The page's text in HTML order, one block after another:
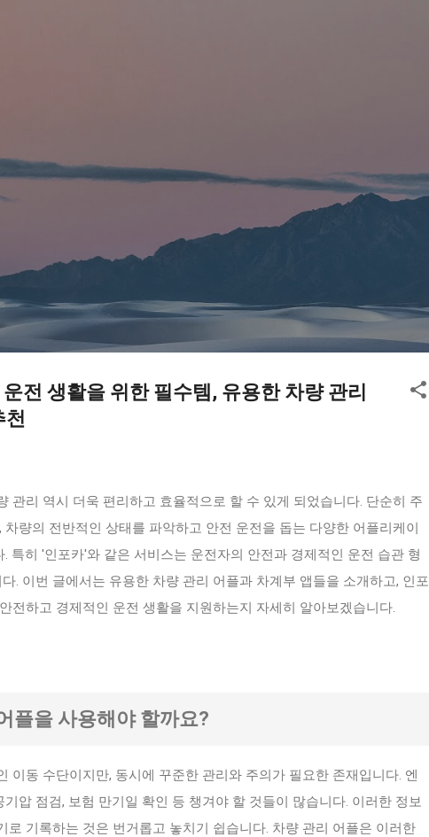
전 생활을 위한 필수템, 유용한 차량 관리
천
관리 역시 더욱 편리하고 효율적으로 할 수 있게 되었습니다. 단순히 주
량의 전반적인 상태를 파악하고 안전 운전을 돕는 다양한 어플리케이
특히 '인포카'와 같은 서비스는 운전자의 안전과 경제적인 운전 습관 형
. 이번 글에서는 유용한 차량 관리 어플과 차계부 앱들을 소개하고, 인포
전하고 경제적인 운전 생활을 지원하는지 자세히 알아보겠습니다.
플을 사용해야 할까요?
이동 수단이지만, 동시에 꾸준한 관리와 주의가 필요한 존재입니다. 엔
압 점검, 보험 만기일 확인 등 챙겨야 할 것들이 많습니다. 이러한 정보
로 기록하는 것은 번거롭고 놓치기 쉽습니다. 차량 관리 어플은 이러한